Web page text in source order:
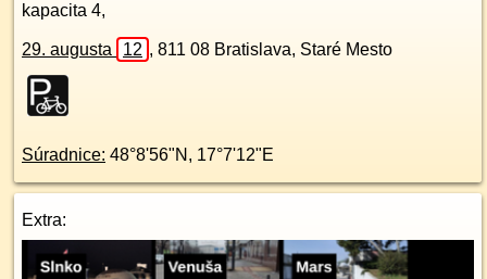
kapacita 4,
29. augusta 12 , 811 08 Bratislava, Staré Mesto
Súradnice: 48°8'56"N , 17°7'12"E
Extra: